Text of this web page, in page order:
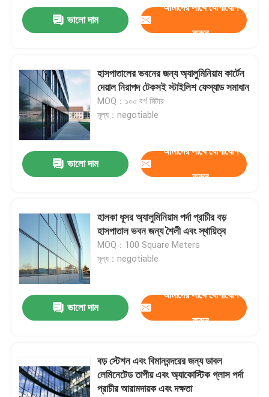
ভালো দাম
আমাদের সাথে যোগাযোগ
করুন
হাসপাতালের ভবনের জন্য অ্যালুমিনিয়াম কার্টেন
দেয়াল নিরাপদ টেকসই স্টাইলিশ ফেস্যাড সমাধান
MOQ：১০০ বর্গ মিটার
মূল্য：negotiable
ভালো দাম
আমাদের সাথে যোগাযোগ
করুন
হালকা ধূসর অ্যালুমিনিয়াম পর্দা প্রাচীর বড়
হাসপাতাল ভবন জন্য শৈলী এবং স্থায়িত্ব
MOQ：100 Square Meters
মূল্য：negotiable
ভালো দাম
আমাদের সাথে যোগাযোগ
করুন
বড় স্টেশন এবং বিমানবন্দরের জন্য ডাবল
লেমিনেটেড তাপীয় এবং অ্যাকোস্টিক গ্লাস পর্দা
প্রাচীর আরামদায়ক এবং দক্ষতা